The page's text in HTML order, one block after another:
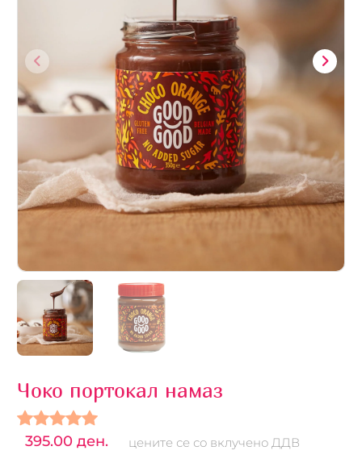
Чоко портокал намаз
395.00 ден. цените се со вклучено ДДВ